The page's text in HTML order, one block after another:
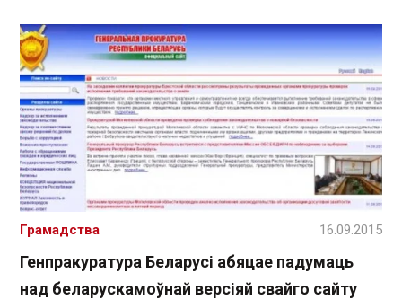
Генпракуратура Беларусі абяцае падумаць
над беларускамоўнай версіяй свайго сайту
Грамадства 16.09.2015